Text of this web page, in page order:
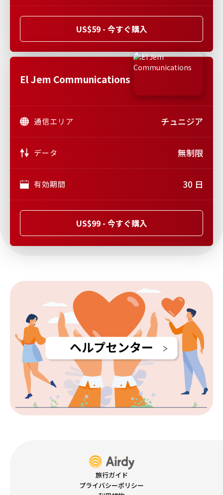
US$59 - 今すぐ購入
El Jem Communications
通信エリア チュニジア
データ 無制限
有効期間 30 日
US$99 - 今すぐ購入
ヘルプセンター
旅行ガイド
プライバシーポリシー